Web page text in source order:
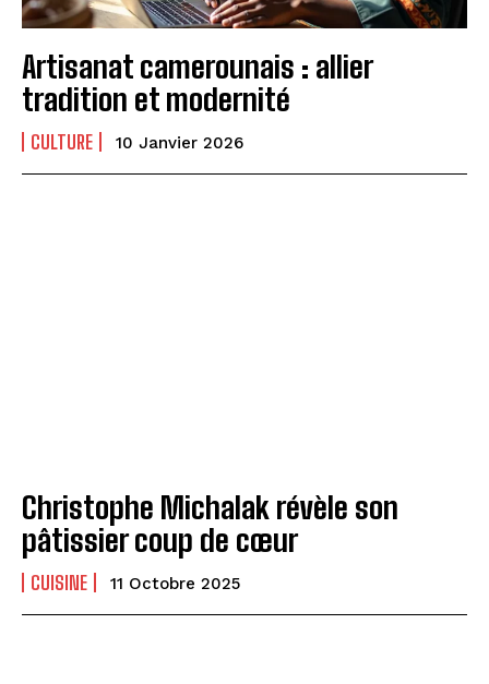
Artisanat camerounais : allier
tradition et modernité
CULTURE 10 Janvier 2026
Christophe Michalak révèle son
pâtissier coup de cœur
CUISINE 11 Octobre 2025